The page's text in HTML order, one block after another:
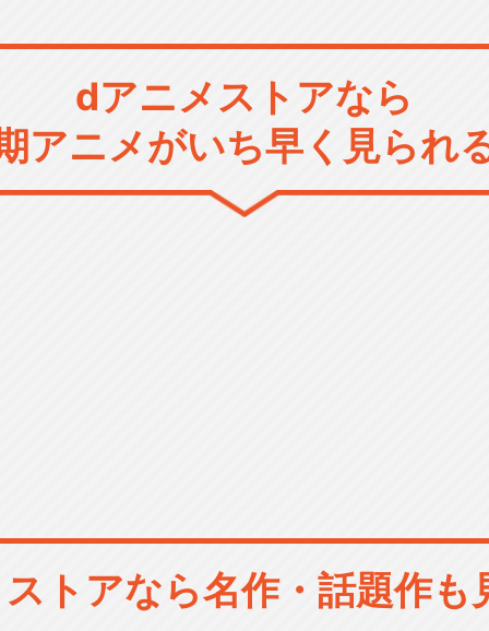
dアニメストアなら
アニメがいち早く見られ
トアなら名作・話題作も